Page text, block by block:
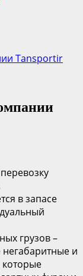
Tansportir
в запасе
грузов –
негабаритные и
которые